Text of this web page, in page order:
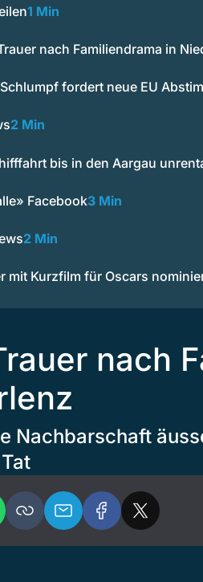
1 Min
nach Familiendrama in
fordert neue EU
2 Min
bis in den Aargau
Facebook3 Min
2 Min
mit Kurzfilm für Oscars
nach
Nachbarschaft